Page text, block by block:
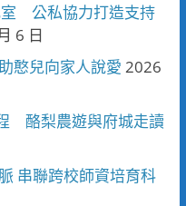
公私協力打造支持
6 日
憨兒向家人說愛 2026
酪梨農遊與府城走讀
串聯跨校師資培育科